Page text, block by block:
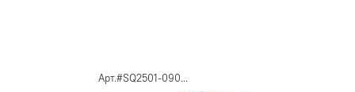
Арт.#SQ2501-090...